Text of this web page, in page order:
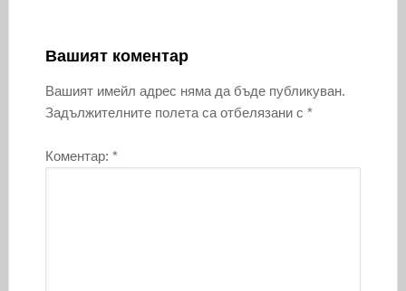
Вашият коментар
Вашият имейл адрес няма да бъде публикуван.
Задължителните полета са отбелязани с *
Коментар: *